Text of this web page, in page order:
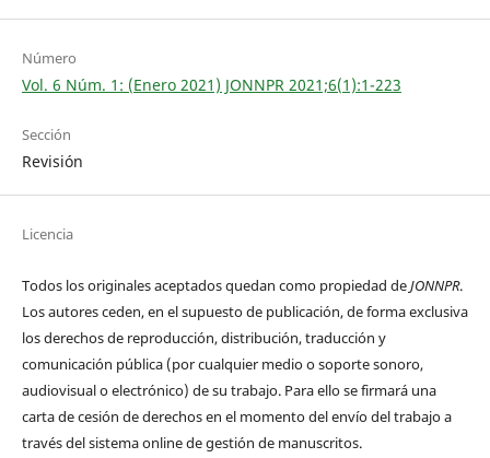
Número
Vol. 6 Núm. 1: (Enero 2021) JONNPR 2021;6(1):1-223
Sección
Revisión
Licencia
Todos los originales aceptados quedan como propiedad deJONNPR.
Los autores ceden, en el supuesto de publicación, de forma exclusiva
los derechos de reproducción, distribución, traducción y
comunicación pública (por cualquier medio o soporte sonoro,
audiovisual o electrónico) de su trabajo. Para ello se firmará una
carta de cesión de derechos en el momento del envío del trabajo a
través del sistema online de gestión de manuscritos.